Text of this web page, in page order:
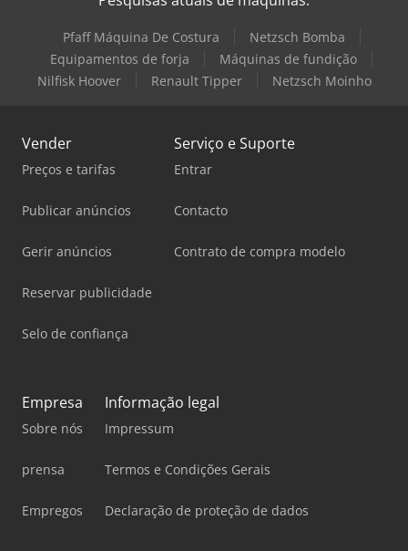
Pfaff Máquina De Costura
Netzsch Bomba
Equipamentos de forja
Máquinas de fundição
Nilfisk Hoover
Renault Tipper Netzsch Moinho
Vender
Preços e tarifas
Publicar anúncios
Gerir anúncios
Reservar publicidade
Selo de confiança
Serviço e Suporte
Entrar
Contacto
Contrato de compra modelo
Empresa
Sobre nós
prensa
Empregos
Informação legal
Impressum
Termos e Condições Gerais
Declaração de proteção de dados